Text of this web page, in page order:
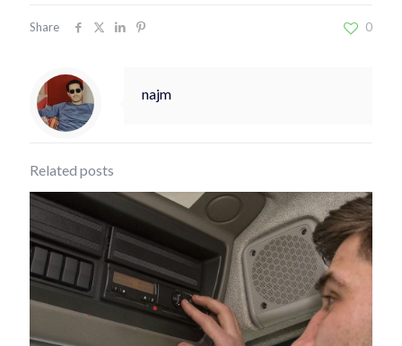
Share 0
najm
Related posts